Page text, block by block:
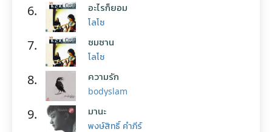
6. อะไรก็ยอม
โลโซ
7. ซมซาน
โลโซ
8. ความรัก
bodyslam
9. มานะ
พงษ์สิทธิ์ คำภีร์